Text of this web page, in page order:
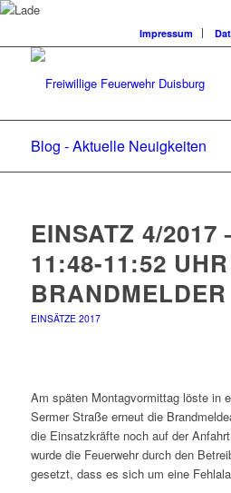
Impressum
Blog - Aktuelle Neuigkeiten
EINSATZ 4/2017
11:48-11:52
BRANDMELDER
EINSÄTZE 2017
Am späten Montagvormittag löste in
Sermer Straße erneut die
die Einsatzkräfte noch auf der
wurde die Feuerwehr durch den
gesetzt, dass es sich um eine